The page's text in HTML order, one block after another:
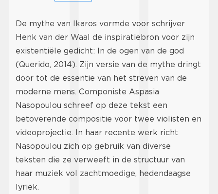
De mythe van Ikaros vormde voor schrijver
Henk van der Waal de inspiratiebron voor zijn
existentiële gedicht: In de ogen van de god
(Querido, 2014). Zijn versie van de mythe dringt
door tot de essentie van het streven van de
moderne mens. Componiste Aspasia
Nasopoulou schreef op deze tekst een
betoverende compositie voor twee violisten en
videoprojectie. In haar recente werk richt
Nasopoulou zich op gebruik van diverse
teksten die ze verweeft in de structuur van
haar muziek vol zachtmoedige, hedendaagse
lyriek.